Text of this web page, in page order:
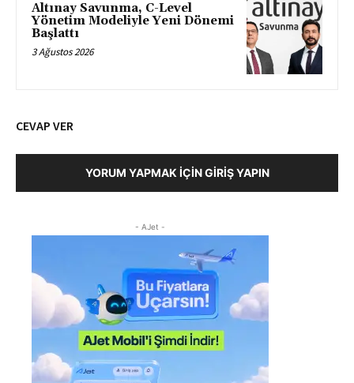
Altınay Savunma, C-Level
Yönetim Modeliyle Yeni Dönemi
Başlattı
3 Ağustos 2026
CEVAP VER
YORUM YAPMAK İÇIN GIRIŞ YAPIN
- AJet -